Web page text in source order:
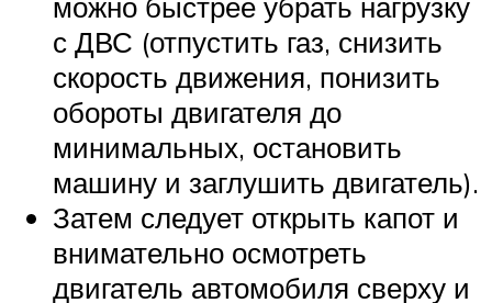
можно быстрее убрать нагрузку
с ДВС (отпустить газ, снизить
скорость движения, понизить
обороты двигателя до
минимальных, остановить
машину и заглушить двигатель).
Затем следует открыть капот и
внимательно осмотреть
двигатель автомобиля сверху и